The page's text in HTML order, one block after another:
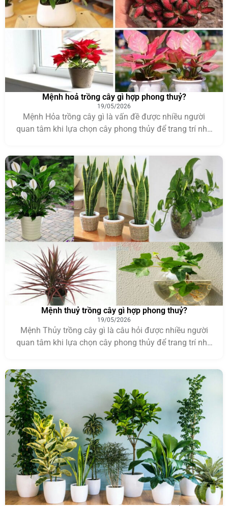
Mệnh hoả trồng cây gì hợp phong thuỷ?
19/05/2026
Mệnh Hỏa trồng cây gì là vấn đề được nhiều người
quan tâm khi lựa chọn cây phong thủy để trang trí nhà
giúp không gian thêm xanh mát mà còn mang ý […]
Mệnh thuỷ trồng cây gì hợp phong thuỷ?
19/05/2026
Mệnh Thủy trồng cây gì là câu hỏi được nhiều người
quan tâm khi lựa chọn cây phong thủy để trang trí nhà
hành, việc chọn đúng loại cây hợp mệnh không chỉ
giúp không gian thêm xanh mát mà còn mang ý nghĩa
[…]